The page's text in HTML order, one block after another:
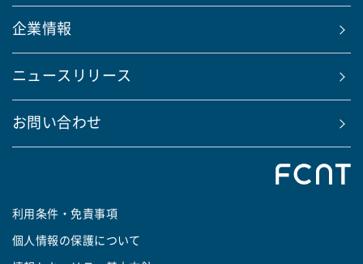
企業情報
ニュースリリース
お問い合わせ
利用条件・免責事項
個人情報の保護について